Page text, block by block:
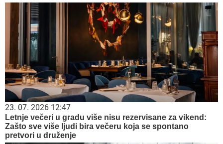
23. 07. 2026 12:47
Letnje večeri u gradu više nisu rezervisane za vikend:
Zašto sve više ljudi bira večeru koja se spontano
pretvori u druženje